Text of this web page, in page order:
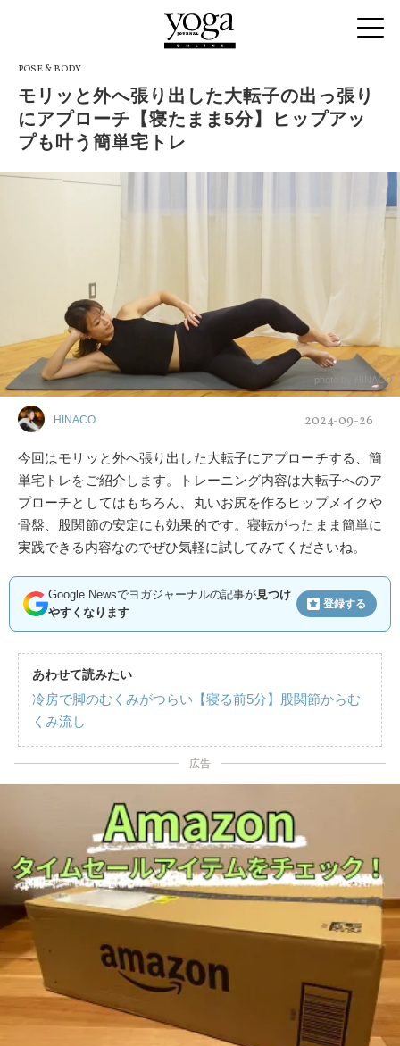
POSE & BODY
モリッと外へ張り出した大転子の出っ張り
にアプローチ【寝たまま5分】ヒップアッ
プも叶う簡単宅トレ
photo by HINACO
HINACO 2024-09-26
今回はモリッと外へ張り出した大転子にアプローチする、簡
単宅トレをご紹介します。トレーニング内容は大転子へのア
プローチとしてはもちろん、丸いお尻を作るヒップメイクや
骨盤、股関節の安定にも効果的です。寝転がったまま簡単に
実践できる内容なのでぜひ気軽に試してみてくださいね。
Google Newsでヨガジャーナルの記事が見つけ
やすくなります
登録する
あわせて読みたい
冷房で脚のむくみがつらい【寝る前5分】股関節からむ
くみ流し
広告